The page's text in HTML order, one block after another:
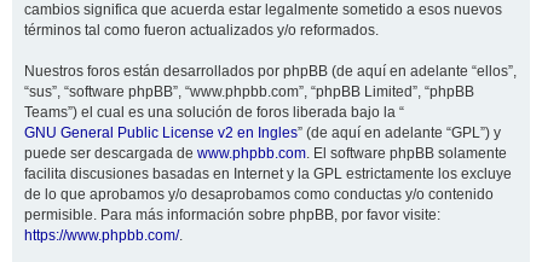
cambios significa que acuerda estar legalmente sometido a esos nuevos
términos tal como fueron actualizados y/o reformados.
Nuestros foros están desarrollados por phpBB (de aquí en adelante “ellos”,
“sus”, “software phpBB”, “www.phpbb.com”, “phpBB Limited”, “phpBB
Teams”) el cual es una solución de foros liberada bajo la “
GNU General Public License v2 en Ingles” (de aquí en adelante “GPL”) y
puede ser descargada de www.phpbb.com. El software phpBB solamente
facilita discusiones basadas en Internet y la GPL estrictamente los excluye
de lo que aprobamos y/o desaprobamos como conductas y/o contenido
permisible. Para más información sobre phpBB, por favor visite:
https://www.phpbb.com/.